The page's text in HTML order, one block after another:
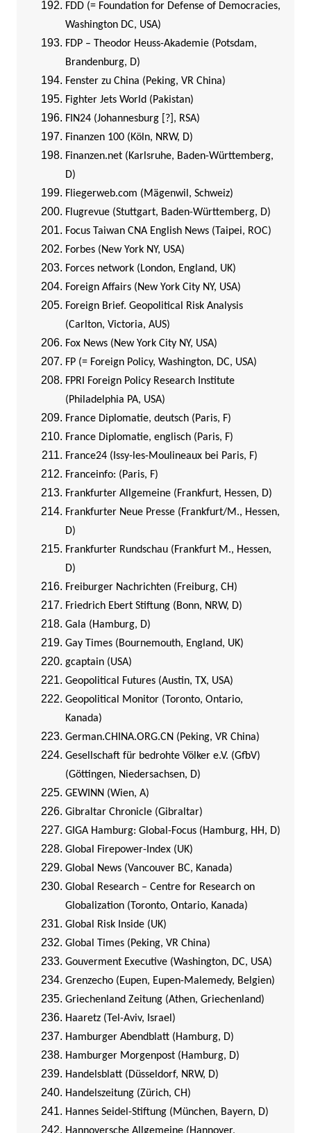
FDD (= Foundation for Defense of Democracies,
Washington DC, USA)
FDP – Theodor Heuss-Akademie (Potsdam,
Brandenburg, D)
Fenster zu China (Peking, VR China)
Fighter Jets World (Pakistan)
FIN24 (Johannesburg [?], RSA)
Finanzen 100 (Köln, NRW, D)
Finanzen.net (Karlsruhe, Baden-Württemberg,
D)
Fliegerweb.com (Mägenwil, Schweiz)
Flugrevue (Stuttgart, Baden-Württemberg, D)
Focus Taiwan CNA English News (Taipei, ROC)
Forbes (New York NY, USA)
Forces network (London, England, UK)
Foreign Affairs (New York City NY, USA)
Foreign Brief. Geopolitical Risk Analysis
(Carlton, Victoria, AUS)
Fox News (New York City NY, USA)
FP (= Foreign Policy, Washington, DC, USA)
FPRI Foreign Policy Research Institute
(Philadelphia PA, USA)
France Diplomatie, deutsch (Paris, F)
France Diplomatie, englisch (Paris, F)
France24 (Issy-les-Moulineaux bei Paris, F)
Franceinfo: (Paris, F)
Frankfurter Allgemeine (Frankfurt, Hessen, D)
Frankfurter Neue Presse (Frankfurt/M., Hessen,
D)
Frankfurter Rundschau (Frankfurt M., Hessen,
D)
Freiburger Nachrichten (Freiburg, CH)
Friedrich Ebert Stiftung (Bonn, NRW, D)
Gala (Hamburg, D)
Gay Times (Bournemouth, England, UK)
gcaptain (USA)
Geopolitical Futures (Austin, TX, USA)
Geopolitical Monitor (Toronto, Ontario,
Kanada)
German.CHINA.ORG.CN (Peking, VR China)
Gesellschaft für bedrohte Völker e.V. (GfbV)
(Göttingen, Niedersachsen, D)
GEWINN (Wien, A)
Gibraltar Chronicle (Gibraltar)
GIGA Hamburg: Global-Focus (Hamburg, HH, D)
Global Firepower-Index (UK)
Global News (Vancouver BC, Kanada)
Global Research – Centre for Research on
Globalization (Toronto, Ontario, Kanada)
Global Risk Inside (UK)
Global Times (Peking, VR China)
Gouverment Executive (Washington, DC, USA)
Grenzecho (Eupen, Eupen-Malemedy, Belgien)
Griechenland Zeitung (Athen, Griechenland)
Haaretz (Tel-Aviv, Israel)
Hamburger Abendblatt (Hamburg, D)
Hamburger Morgenpost (Hamburg, D)
Handelsblatt (Düsseldorf, NRW, D)
Handelszeitung (Zürich, CH)
Hannes Seidel-Stiftung (München, Bayern, D)